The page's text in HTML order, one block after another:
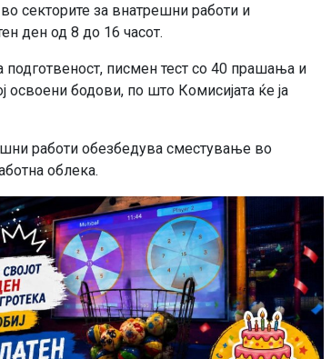
секторите за внатрешни работи и
ден од 8 до 16 часот.
писмен тест со 40 прашања и
освоени бодови, по што Комисијата ќе ја
работи обезбедува сместување во
облека.